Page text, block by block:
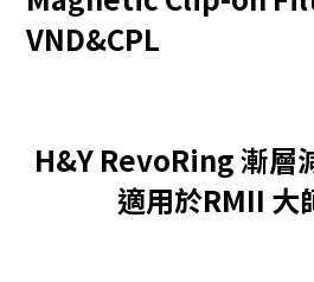
VND&CPL
H&Y RevoRing 漸層
適用於RMII 大